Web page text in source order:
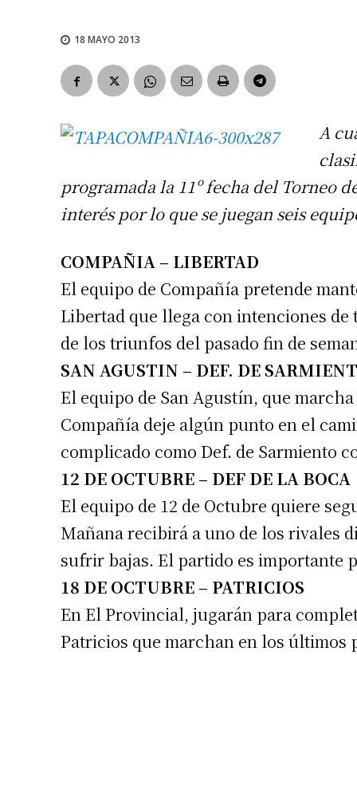
18 MAYO 2013
A
programada la 11º fecha del Torneo
interés por lo que se juegan seis
COMPAÑIA – LIBERTAD
El equipo de Compañía pretende
Libertad que llega con intenciones
de los triunfos del pasado fin de
SAN AGUSTIN – DEF. DE
El equipo de San Agustín, que
Compañía deje algún punto en el
complicado como Def. de Sarmiento
12 DE OCTUBRE – DEF DE LA BOCA
El equipo de 12 de Octubre quiere
Mañana recibirá a uno de los rivales
sufrir bajas. El partido es importante
18 DE OCTUBRE – PATRICIOS
En El Provincial, jugarán para
Patricios que marchan en los últimos